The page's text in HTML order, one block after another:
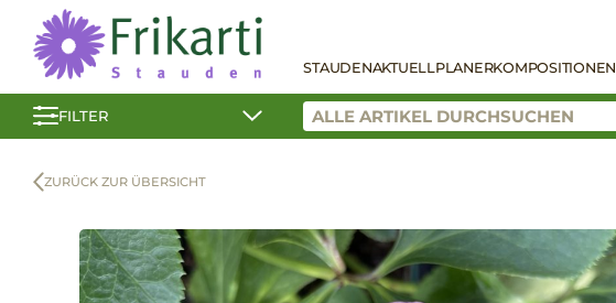
STAUDENAKTUELLPLANERKOMPOSITIONEN
FILTER
ZURÜCK ZUR ÜBERSICHT